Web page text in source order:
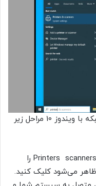
برای به اشتراک گذاری پرینتر خود در شبکه با ویندوز 10 مراحل زیر
برای شروع، از منوی Start عبارت Printers scanners را
می‌شود کلیک کنید.